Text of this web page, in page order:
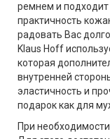
ремнем и подходит
практичность
радовать Вас
Klaus Hoff
которая
внутренней
эластичность и
подарок как для
При